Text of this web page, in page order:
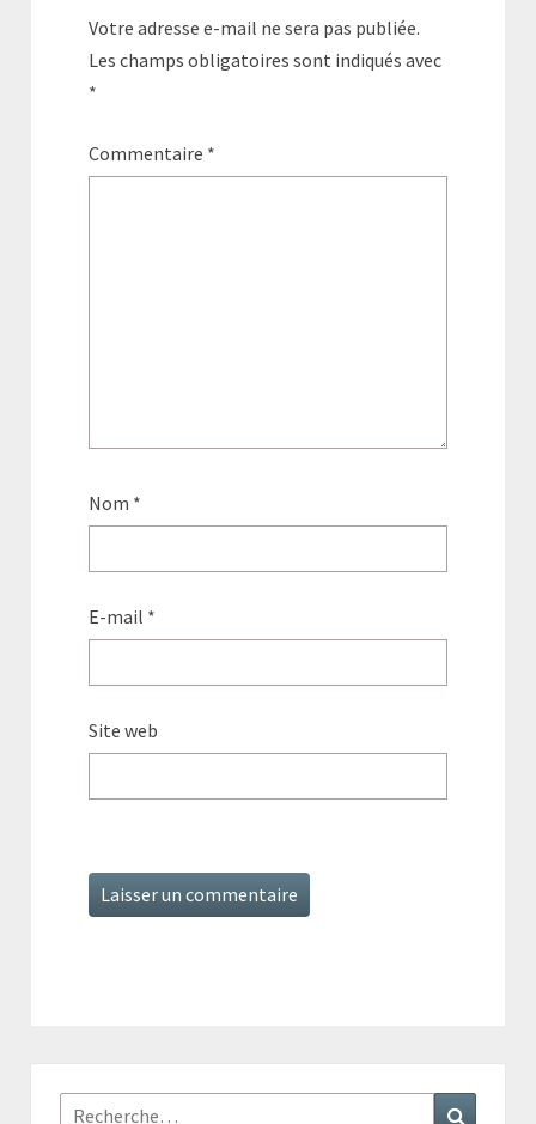
Votre adresse e-mail ne sera pas publiée.
Les champs obligatoires sont indiqués avec
*
Commentaire *
Nom *
E-mail *
Site web
Rechercher :